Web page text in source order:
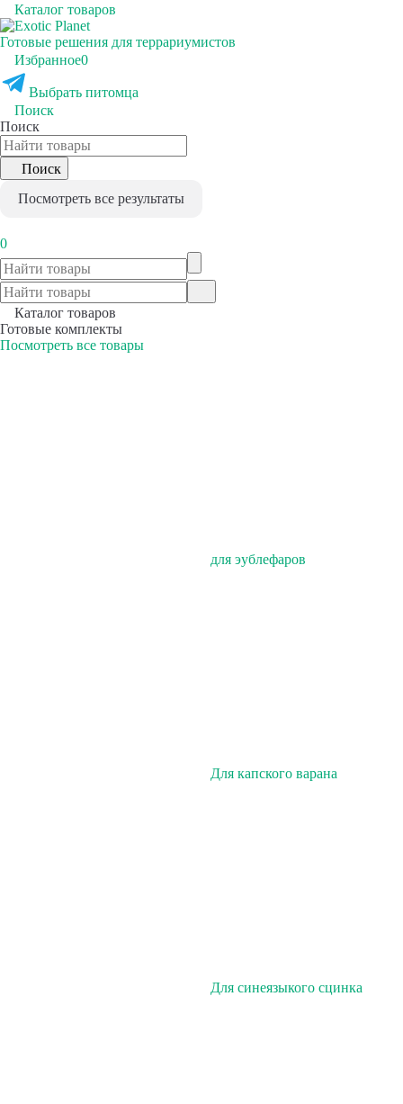
Каталог товаров
Готовые решения для террариумистов
Избранное0
Выбрать питомца
Поиск
Поиск
Поиск
Посмотреть все результаты
0
Каталог товаров
Готовые комплекты
Посмотреть все товары
для эублефаров
Для капского варана
Для синеязыкого сцинка